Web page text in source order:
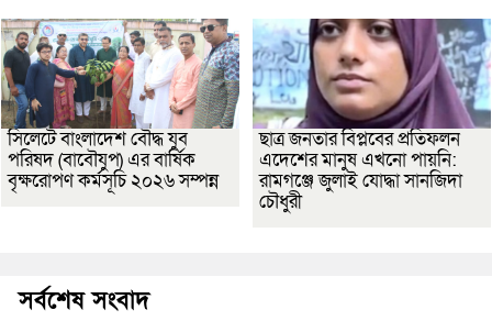
সিলেটে বাংলাদেশ বৌদ্ধ যুব
পরিষদ (বাবৌযুপ) এর বার্ষিক
বৃক্ষরোপণ কর্মসূচি ২০২৬ সম্পন্ন
ছাত্র জনতার বিপ্লবের প্রতিফলন
এদেশের মানুষ এখনো পায়নি:
রামগঞ্জে জুলাই যোদ্ধা সানজিদা
চৌধুরী
সর্বশেষ সংবাদ